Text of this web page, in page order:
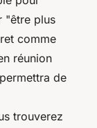
"être plus
comme
réunion
de
trouverez